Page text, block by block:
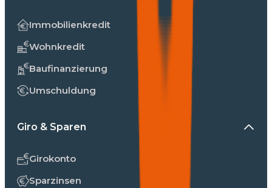
Immobilienkredit
Wohnkredit
Baufinanzierung
Umschuldung
Giro & Sparen
Girokonto
Sparzinsen